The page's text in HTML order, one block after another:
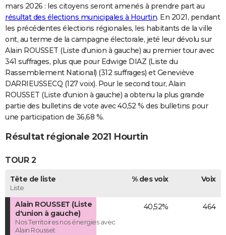
S'inscrire
Se connecter
Lycées
Collèges
Primaires
Universités
Entreprises
Service militaire
Avis de recherche
AVIS DE DÉCÈS
FORUM
Bricolage
Lifestyle
Culture
Sport
Auto
Television
Voyage
Cinema
mars 2026 : les citoyens seront amenés à prendre part au
résultat des élections municipales à Hourtin. En 2021, pendant
les précédentes élections régionales, les habitants de la ville
ont, au terme de la campagne électorale, jeté leur dévolu sur
Alain ROUSSET (Liste d'union à gauche) au premier tour avec
341 suffrages, plus que pour Edwige DIAZ (Liste du
Rassemblement National) (312 suffrages) et Geneviève
DARRIEUSSECQ (127 voix). Pour le second tour, Alain
ROUSSET (Liste d'union à gauche) a obtenu la plus grande
partie des bulletins de vote avec 40,52 % des bulletins pour
une participation de 36,68 %.
Résultat régionale 2021 Hourtin
TOUR 2
Tête de liste
Liste
% des voix Voix
Alain ROUSSET (Liste
d'union à gauche)
Nos Territoires nos énergies avec
Alain Rousset
40,52% 464